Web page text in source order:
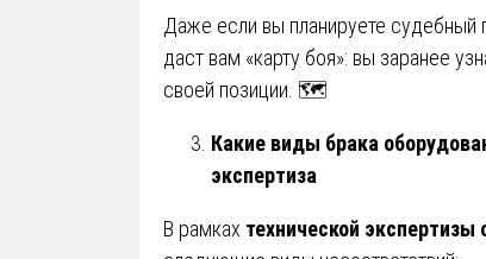
Даже если вы планируете судебный
даст вам «карту боя»: вы заранее
своей позиции. 🗺️
Какие виды брака
экспертиза
В рамках технической экспертизы